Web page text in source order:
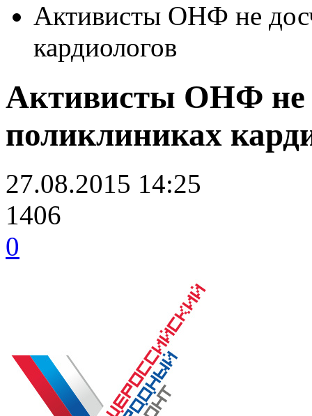
Активисты ОНФ не
кардиологов
Активисты ОНФ не
поликлиниках
27.08.2015 14:25
1406
0